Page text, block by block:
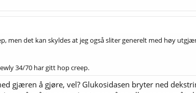
men det kan skyldes at jeg også sliter generelt med høy
34/70 har gitt hop creep.
gjæren å gjøre, vel? Glukosidasen bryter ned